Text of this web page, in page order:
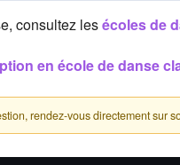
consultez lesécoles de
en école de danse
rendez-vous directement sur